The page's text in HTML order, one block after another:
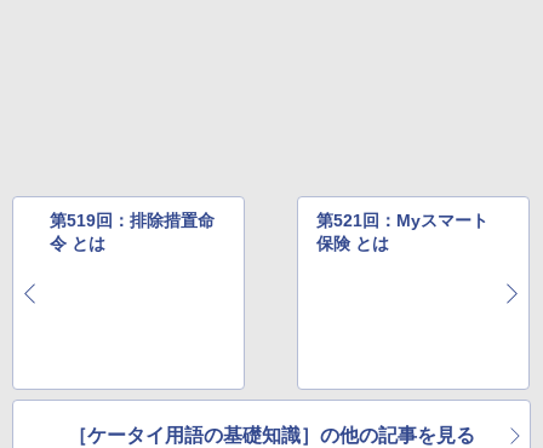
第519回：排除措置命
令 とは
第521回：Myスマート
保険 とは
［ケータイ用語の基礎知識］の他の記事を見る